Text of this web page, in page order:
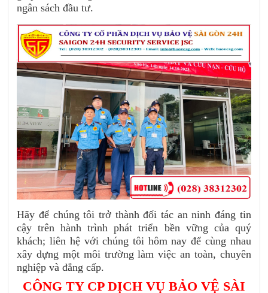
ngân sách đầu tư.
Hãy để chúng tôi trở thành đối tác an ninh đáng tin
cậy trên hành trình phát triển bền vững của quý
khách; liên hệ với chúng tôi hôm nay để cùng nhau
xây dựng một môi trường làm việc an toàn, chuyên
nghiệp và đẳng cấp.
CÔNG TY CP DỊCH VỤ BẢO VỆ SÀI